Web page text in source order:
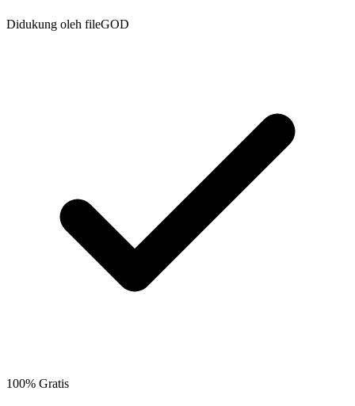
Didukung oleh fileGOD
100% Gratis